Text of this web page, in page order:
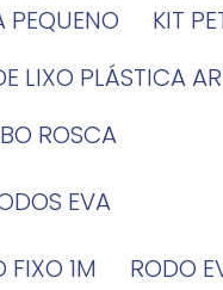
PEQUENO KIT
LIXO PLÁSTICA
ROSCA
EVA
FIXO 1M
RODO